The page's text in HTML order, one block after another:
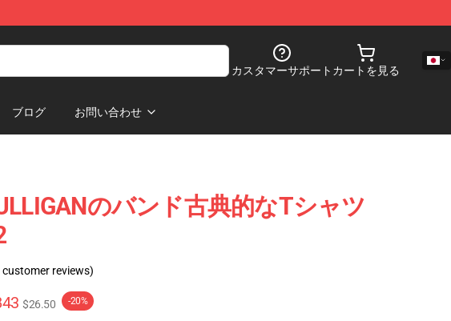
カスタマーサポート カートを見る
ブログ お問い合わせ
のバンド古典的なTシャツ
customer reviews)
$26.50 -20%